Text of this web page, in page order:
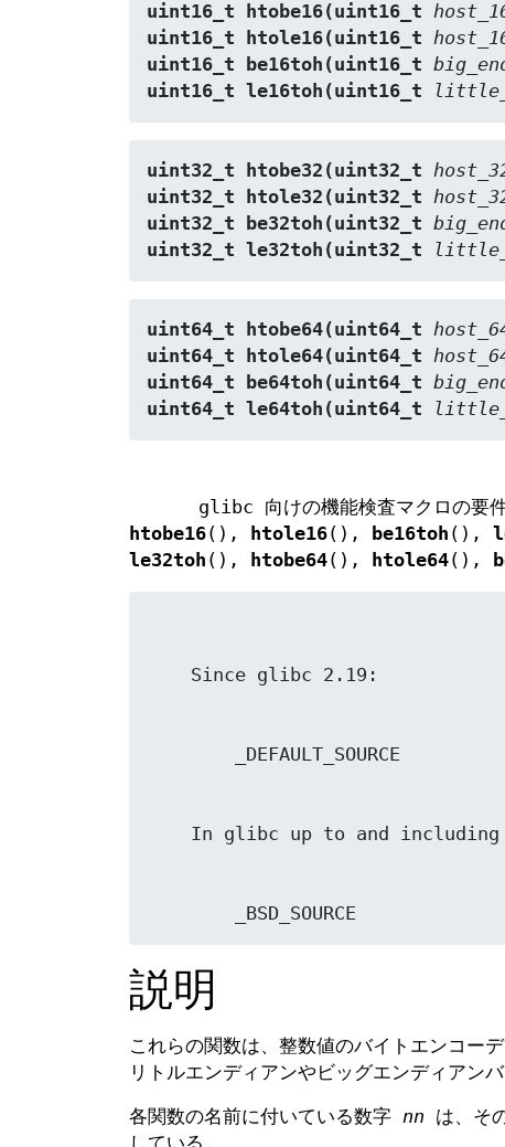
uint16_t htobe16(uint16_t
uint16_t htole16(uint16_t
uint16_t be16toh(uint16_t
uint16_t le16toh(uint16_t
uint32_t htobe32(uint32_t
uint32_t htole32(uint32_t
uint32_t be32toh(uint32_t
uint32_t le32toh(uint32_t
uint64_t htobe64(uint64_t
uint64_t htole64(uint64_t
uint64_t be64toh(uint64_t
uint64_t le64toh(uint64_t
glibc 向けの機能検査マクロの要
htobe16(), htole16(), be16toh (),
le32toh (), htobe64(), htole64(),
        _BSD_SOURCE
説明
これらの関数は、整数値のバイトエンコ
リトルエンディアンやビッグエンディアン
各関数の名前に付いている数字 nn は、そ